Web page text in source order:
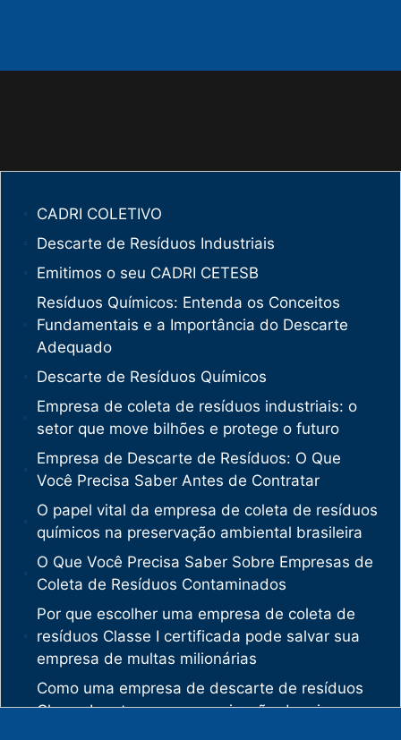
CADRI COLETIVO
Descarte de Resíduos Industriais
Emitimos o seu CADRI CETESB
Resíduos Químicos: Entenda os Conceitos
Fundamentais e a Importância do Descarte
Adequado
Descarte de Resíduos Químicos
Empresa de coleta de resíduos industriais: o
setor que move bilhões e protege o futuro
Empresa de Descarte de Resíduos: O Que
Você Precisa Saber Antes de Contratar
O papel vital da empresa de coleta de resíduos
químicos na preservação ambiental brasileira
O Que Você Precisa Saber Sobre Empresas de
Coleta de Resíduos Contaminados
Por que escolher uma empresa de coleta de
resíduos Classe I certificada pode salvar sua
empresa de multas milionárias
Como uma empresa de descarte de resíduos
Classe I protege sua organização de crimes